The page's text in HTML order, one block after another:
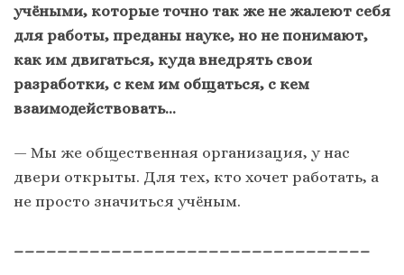
учёными, которые точно так же не жалеют себя
для работы, преданы науке, но не понимают,
как им двигаться, куда внедрять свои
разработки, с кем им общаться, с кем
взаимодействовать…
— Мы же общественная организация, у нас
двери открыты. Для тех, кто хочет работать, а
не просто значиться учёным.